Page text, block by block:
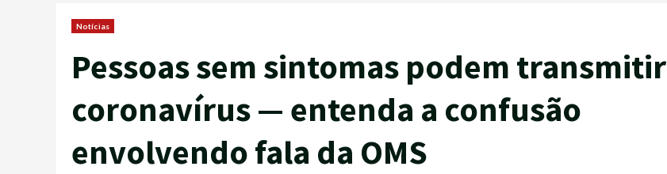
Notícias
Pessoas sem sintomas podem transmitir
coronavírus — entenda a confusão
envolvendo fala da OMS